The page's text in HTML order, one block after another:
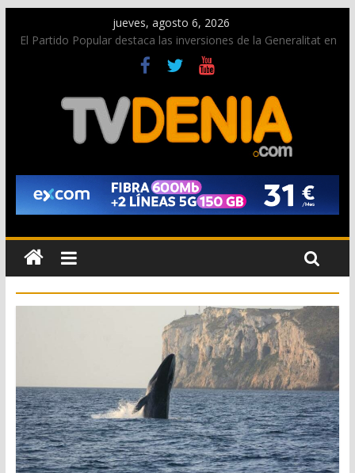
jueves, agosto 6, 2026
El Partido Popular destaca las inversiones de la Generalitat en
Dénia y la Marina Alta contempladas en los nuevos
presupuestos autonómicos
La Entraeta Festera llena de ambiente la calle Marqués de
Campo con la recepción a la Capitanía Cristiana
El XII Festival de Jazz de Dénia reunirá durante agosto a
figuras nacionales e internacionales en los Jardins de
Los Moros y Cristianos 2026 reciben las llaves de la ciudad y
dan inicio a las fiestas en Dénia
Una nueva campaña anima a la juventud a disfrutar de la